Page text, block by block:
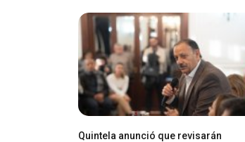
Quintela anunció que revisarán